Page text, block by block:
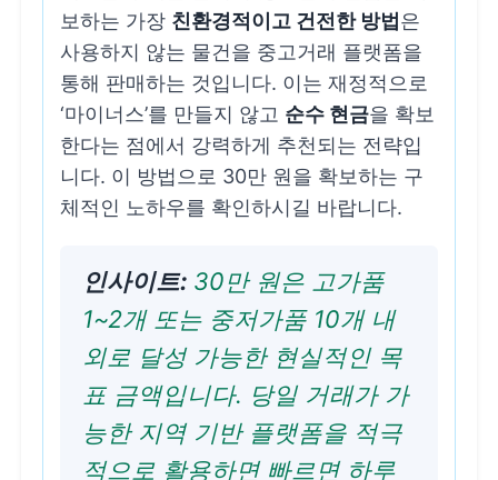
보하는 가장 친환경적이고 건전한 방법 은
사용하지 않는 물건을 중고거래 플랫폼을
통해 판매하는 것입니다. 이는 재정적으로
‘마이너스’를 만들지 않고 순수 현금을 확보
한다는 점에서 강력하게 추천되는 전략입
니다. 이 방법으로 30만 원을 확보하는 구
체적인 노하우를 확인하시길 바랍니다.
인사이트: 30만 원은 고가품
1~2개 또는 중저가품 10개 내
외로 달성 가능한 현실적인 목
표 금액입니다. 당일 거래가 가
능한 지역 기반 플랫폼을 적극
적으로 활용하면 빠르면 하루